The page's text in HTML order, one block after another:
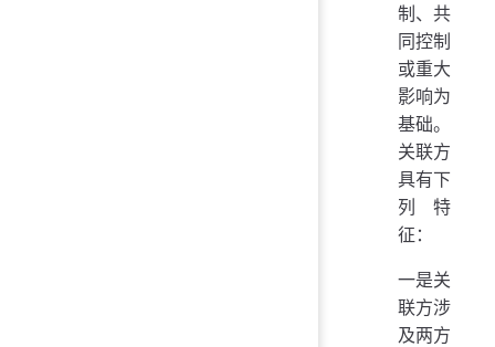
制、共
同控制
或重大
影响为
基础。
关联方
具有下
列特
征：
一是关
联方涉
及两方